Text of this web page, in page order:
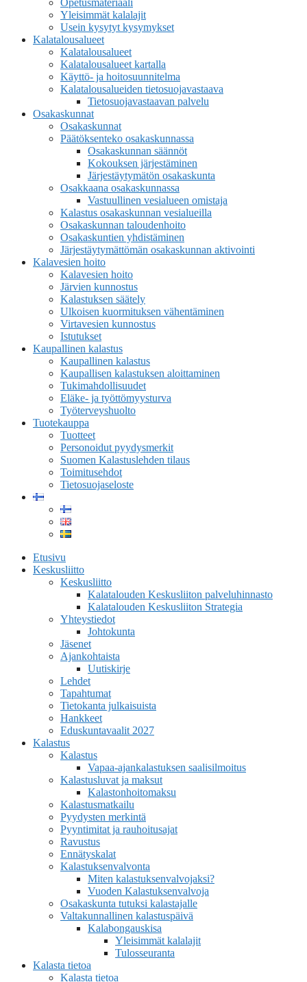
Opetusmateriaali
Yleisimmät kalalajit
Usein kysytyt kysymykset
Kalatalousalueet
Kalatalousalueet
Kalatalousalueet kartalla
Käyttö- ja hoitosuunnitelma
Kalatalousalueiden tietosuojavastaava
Tietosuojavastaavan palvelu
Osakaskunnat
Osakaskunnat
Päätöksenteko osakaskunnassa
Osakaskunnan säännöt
Kokouksen järjestäminen
Järjestäytymätön osakaskunta
Osakkaana osakaskunnassa
Vastuullinen vesialueen omistaja
Kalastus osakaskunnan vesialueilla
Osakaskunnan taloudenhoito
Osakaskuntien yhdistäminen
Järjestäytymättömän osakaskunnan aktivointi
Kalavesien hoito
Kalavesien hoito
Järvien kunnostus
Kalastuksen säätely
Ulkoisen kuormituksen vähentäminen
Virtavesien kunnostus
Istutukset
Kaupallinen kalastus
Kaupallinen kalastus
Kaupallisen kalastuksen aloittaminen
Tukimahdollisuudet
Eläke- ja työttömyysturva
Työterveyshuolto
Tuotekauppa
Tuotteet
Personoidut pyydysmerkit
Suomen Kalastuslehden tilaus
Toimitusehdot
Tietosuojaseloste
Etusivu
Keskusliitto
Keskusliitto
Kalatalouden Keskusliiton palveluhinnasto
Kalatalouden Keskusliiton Strategia
Yhteystiedot
Johtokunta
Jäsenet
Ajankohtaista
Uutiskirje
Lehdet
Tapahtumat
Tietokanta julkaisuista
Hankkeet
Eduskuntavaalit 2027
Kalastus
Kalastus
Vapaa-ajankalastuksen saalisilmoitus
Kalastusluvat ja maksut
Kalastonhoitomaksu
Kalastusmatkailu
Pyydysten merkintä
Pyyntimitat ja rauhoitusajat
Ravustus
Ennätyskalat
Kalastuksenvalvonta
Miten kalastuksenvalvojaksi?
Vuoden Kalastuksenvalvoja
Osakaskunta tutuksi kalastajalle
Valtakunnallinen kalastuspäivä
Kalabongauskisa
Yleisimmät kalalajit
Tulosseuranta
Kalasta tietoa
Kalasta tietoa